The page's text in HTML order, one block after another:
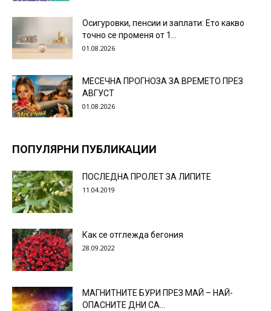
Осигуровки, пенсии и заплати: Ето какво
точно се променя от 1...
01.08.2026
МЕСЕЧНА ПРОГНОЗА ЗА ВРЕМЕТО ПРЕЗ
АВГУСТ
01.08.2026
ПОПУЛЯРНИ ПУБЛИКАЦИИ
ПОСЛЕДНА ПРОЛЕТ ЗА ЛИПИТЕ
11.04.2019
Как се отглежда бегония
28.09.2022
МАГНИТНИТЕ БУРИ ПРЕЗ МАЙ – НАЙ-
ОПАСНИТЕ ДНИ СА…